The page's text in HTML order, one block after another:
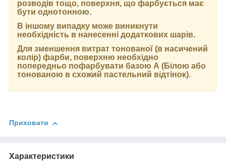
розводів тощо, поверхня, що фарбується має
бути однотонною.
В іншому випадку може виникнути
необхідність в нанесенні додаткових шарів.
Для зменшення витрат тонованої (в насичений
колір) фарби, поверхню необхідно
попередньо пофарбувати базою А (Білою або
тонованою в схожий пастельний відтінок).
Приховати
Характеристики